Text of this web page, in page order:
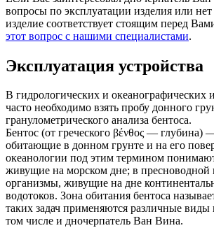
вопросы по эксплуатации изделия или
изделие соответствует стоящим перед
этот вопрос с нашими специалистами.
Эксплуатация устройства
В гидрологических и океанографических
часто необходимо взять пробу донного
гранулометрического анализа бентоса.
Бентос (от греческого βένθος — глубина)
обитающие в донном грунте и на его
океанологии под этим термином
живущие на морском дне; в пресноводной
организмы, живущие на дне
водотоков. Зона обитания бентоса
таких задач применяются различные виды
том числе и дночерпатель Ван Вина.